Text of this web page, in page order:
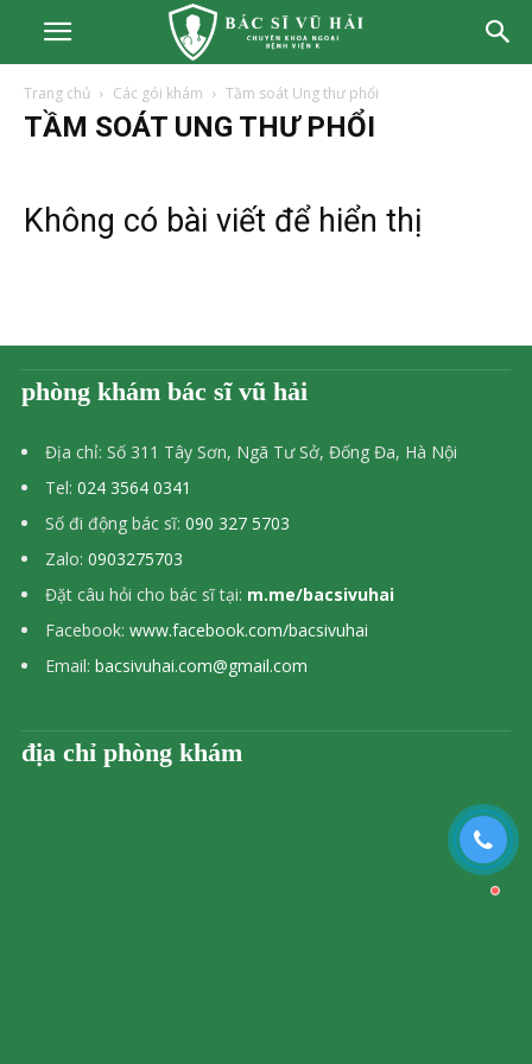
Trang chủ Các gói khám Tầm soát Ung thư phổi
TẦM SOÁT UNG THƯ PHỔI
Không có bài viết để hiển thị
phòng khám bác sĩ vũ hải
Địa chỉ: Số 311 Tây Sơn, Ngã Tư Sở, Đống Đa, Hà Nội
Tel: 024 3564 0341
Số đi động bác sĩ: 090 327 5703
Zalo: 0903275703
Đặt câu hỏi cho bác sĩ tại: m.me/bacsivuhai
Facebook: www.facebook.com/bacsivuhai
Email: bacsivuhai.com@gmail.com
địa chỉ phòng khám